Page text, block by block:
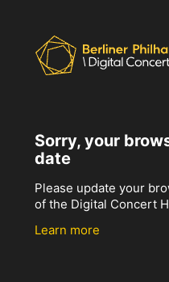
Sorry, your
date
Please update your
of the Digital Concert
Learn more